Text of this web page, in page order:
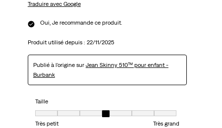
Traduire avec Google
Oui, Je recommande ce produit.
Produit utilisé depuis : 22/11/2025
Publié à l'origine sur Jean Skinny 510™ pour enfant -
Burbank
Taille
Taille, 4 sur 7, où 1 est égal à Très petit et 7 est égal à Très grand
Très petit
Très grand